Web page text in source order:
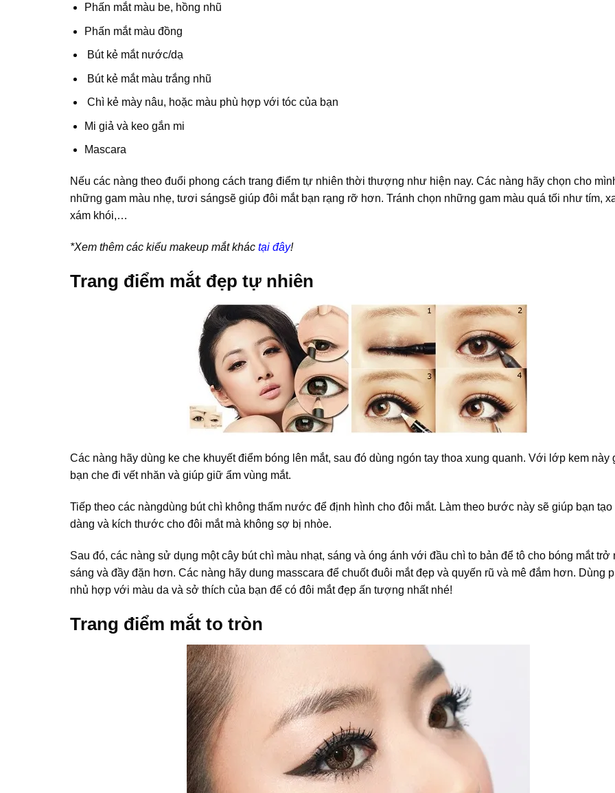
Phấn mắt màu be, hồng nhũ
Phấn mắt màu đồng
Bút kẻ mắt nước/dạ
Bút kẻ mắt màu trắng nhũ
Chì kẻ mày nâu, hoặc màu phù hợp với tóc của bạn
Mi giả và keo gắn mi
Mascara
Nếu các nàng theo đuổi phong cách trang điểm tự nhiên thời thượng như hiện nay. Các nàng hãy chọn cho
những gam màu nhẹ, tươi sángsẽ giúp đôi mắt bạn rạng rỡ hơn. Tránh chọn những gam màu quá tối như tím,
xám khói,…
*Xem thêm các kiểu makeup mắt khác tại đây!
Trang điểm mắt đẹp tự nhiên
Các nàng hãy dùng ke che khuyết điểm bóng lên mắt, sau đó dùng ngón tay thoa xung quanh. Với lớp kem này
bạn che đi vết nhăn và giúp giữ ẩm vùng mắt.
Tiếp theo các nàngdùng bút chì không thấm nước để định hình cho đôi mắt. Làm theo bước này sẽ giúp bạn tạo
dàng và kích thước cho đôi mắt mà không sợ bị nhòe.
Sau đó, các nàng sử dụng một cây bút chì màu nhạt, sáng và óng ánh với đầu chì to bản để tô cho bóng mắt trở
sáng và đầy đặn hơn. Các nàng hãy dung masscara để chuốt đuôi mắt đẹp và quyến rũ và mê đắm hơn. Dùng
nhủ hợp với màu da và sở thích của bạn để có đôi mắt đẹp ấn tượng nhất nhé!
Trang điểm mắt to tròn